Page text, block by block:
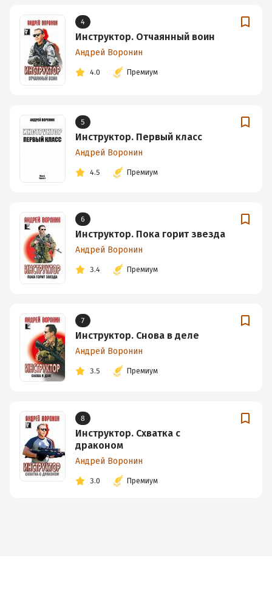
4
Инструктор. Отчаянный воин
Андрей Воронин
4.0 Премиум
5
Инструктор. Первый класс
Андрей Воронин
4.5 Премиум
6
Инструктор. Пока горит звезда
Андрей Воронин
3.4 Премиум
7
Инструктор. Снова в деле
Андрей Воронин
3.5 Премиум
8
Инструктор. Схватка с
драконом
Андрей Воронин
3.0 Премиум